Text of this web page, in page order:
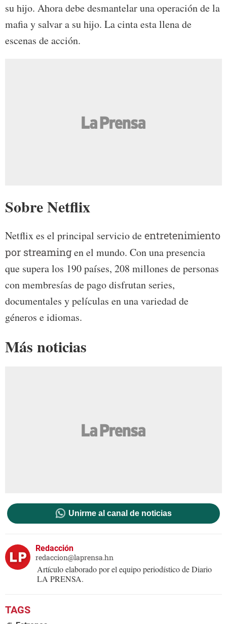
su hijo. Ahora debe desmantelar una operación de la
mafia y salvar a su hijo. La cinta esta llena de
escenas de acción.
Sobre Netflix
Netflix es el principal servicio deentretenimiento
por streamingen el mundo. Con una presencia
que supera los 190 países, 208 millones de personas
con membresías de pago disfrutan series,
documentales y películas en una variedad de
géneros e idiomas.
Más noticias
Unirme al canal de noticias
Redacción
redaccion@laprensa.hn
Artículo elaborado por el equipo periodístico de Diario
LA PRENSA.